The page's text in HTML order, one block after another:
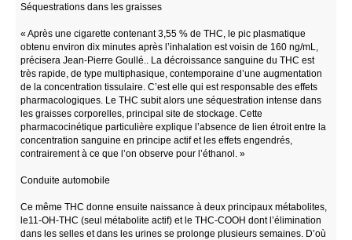
Séquestrations dans les graisses
« Après une cigarette contenant 3,55 % de THC, le pic plasmatique
obtenu environ dix minutes après l’inhalation est voisin de 160 ng/mL,
précisera Jean-Pierre Goullé.. La décroissance sanguine du THC est
très rapide, de type multiphasique, contemporaine d’une augmentation
de la concentration tissulaire. C’est elle qui est responsable des effets
pharmacologiques. Le THC subit alors une séquestration intense dans
les graisses corporelles, principal site de stockage. Cette
pharmacocinétique particulière explique l’absence de lien étroit entre la
concentration sanguine en principe actif et les effets engendrés,
contrairement à ce que l’on observe pour l’éthanol. »
Conduite automobile
Ce même THC donne ensuite naissance à deux principaux métabolites,
le11-OH-THC (seul métabolite actif) et le THC-COOH dont l’élimination
dans les selles et dans les urines se prolonge plusieurs semaines. D’où